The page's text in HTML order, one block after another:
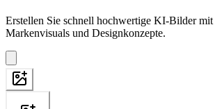
Erstellen Sie schnell hochwertige KI-Bilder
Markenvisuals und Designkonzepte.